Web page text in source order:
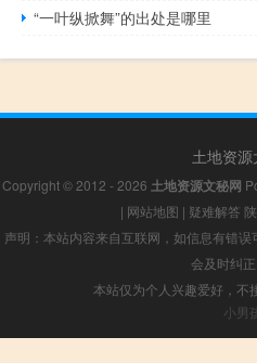
“一叶纵掀舞”的出处是哪里
土地资源
Copyright © 2012 - 2026 土地资源文秘网
| 网站地图 | 疑难解答
声明：本站内容来自互联网，如信息有错
会及时纠
本站仅为个人兴趣爱好，不
小男